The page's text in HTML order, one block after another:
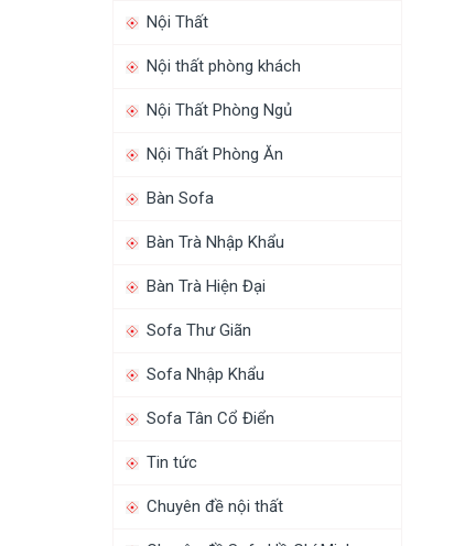
Nội Thất
Nội thất phòng khách
Nội Thất Phòng Ngủ
Nội Thất Phòng Ăn
Bàn Sofa
Bàn Trà Nhập Khẩu
Bàn Trà Hiện Đại
Sofa Thư Giãn
Sofa Nhập Khẩu
Sofa Tân Cổ Điển
Tin tức
Chuyên đề nội thất